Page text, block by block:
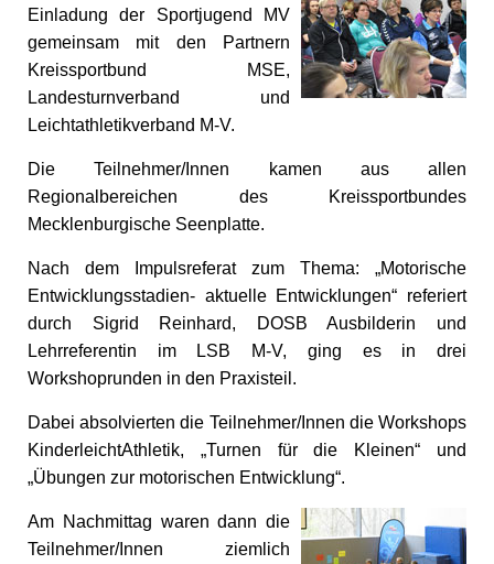
Einladung der Sportjugend MV
gemeinsam mit den Partnern
Kreissportbund MSE,
Landesturnverband und
Leichtathletikverband M-V.
Die Teilnehmer/Innen kamen aus allen
Regionalbereichen des Kreissportbundes
Mecklenburgische Seenplatte.
Nach dem Impulsreferat zum Thema: „Motorische
Entwicklungsstadien- aktuelle Entwicklungen“ referiert
durch Sigrid Reinhard, DOSB Ausbilderin und
Lehrreferentin im LSB M-V, ging es in drei
Workshoprunden in den Praxisteil.
Dabei absolvierten die Teilnehmer/Innen die Workshops
KinderleichtAthletik, „Turnen für die Kleinen“ und
„Übungen zur motorischen Entwicklung“.
Am Nachmittag waren dann die
Teilnehmer/Innen ziemlich